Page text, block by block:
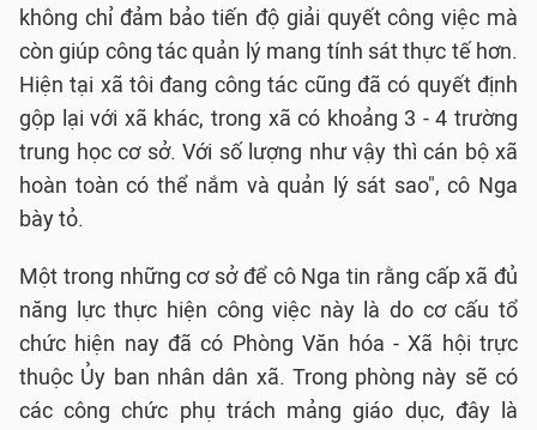
không chỉ đảm bảo tiến độ giải quyết công việc mà
còn giúp công tác quản lý mang tính sát thực tế hơn.
Hiện tại xã tôi đang công tác cũng đã có quyết định
gộp lại với xã khác, trong xã có khoảng 3 - 4 trường
trung học cơ sở. Với số lượng như vậy thì cán bộ xã
hoàn toàn có thể nắm và quản lý sát sao", cô Nga
bày tỏ.
Một trong những cơ sở để cô Nga tin rằng cấp xã đủ
năng lực thực hiện công việc này là do cơ cấu tổ
chức hiện nay đã có Phòng Văn hóa - Xã hội trực
thuộc Ủy ban nhân dân xã. Trong phòng này sẽ có
các công chức phụ trách mảng giáo dục, đây là